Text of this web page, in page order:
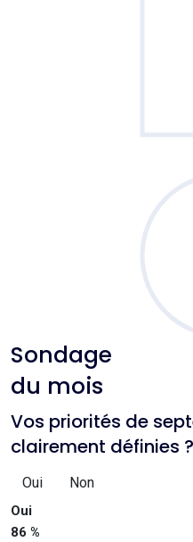
Sondage
du mois
Vos priorités de
clairement définies ?
Oui Non
Oui
86 %